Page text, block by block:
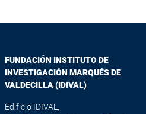
FUNDACIÓN INSTITUTO DE
INVESTIGACIÓN MARQUÉS DE
VALDECILLA (IDIVAL)
Edificio IDIVAL,